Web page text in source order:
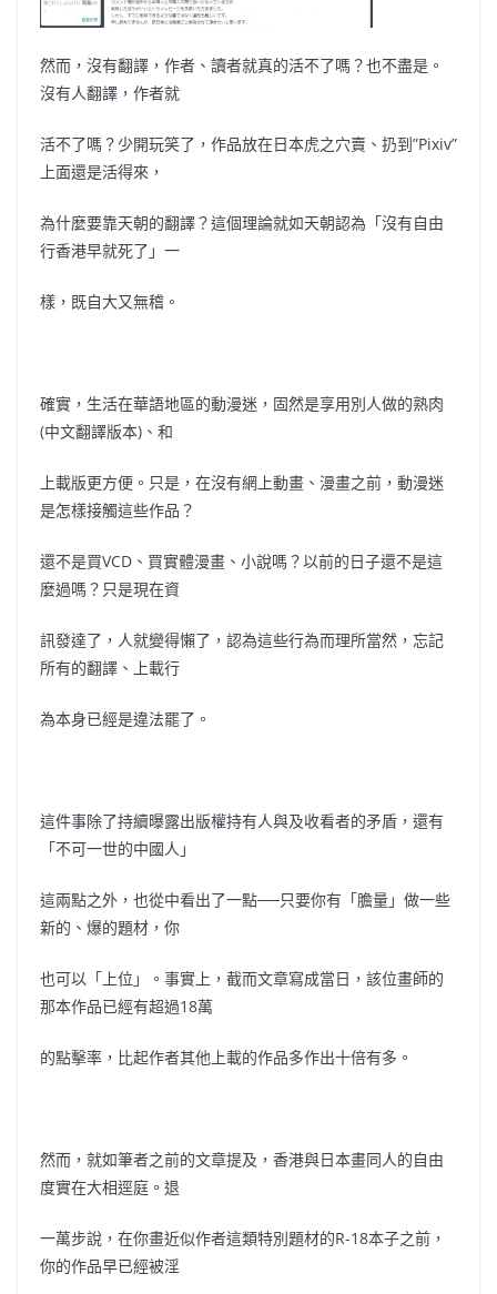
然而，沒有翻譯，作者、讀者就真的活不了嗎？也不盡是。
沒有人翻譯，作者就
活不了嗎？少開玩笑了，作品放在日本虎之穴賣、扔到”Pixiv”
上面還是活得來，
為什麼要靠天朝的翻譯？這個理論就如天朝認為「沒有自由
行香港早就死了」一
樣，既自大又無稽。
確實，生活在華語地區的動漫迷，固然是享用別人做的熟肉
(中文翻譯版本)、和
上載版更方便。只是，在沒有網上動畫、漫畫之前，動漫迷
是怎樣接觸這些作品？
還不是買VCD、買實體漫畫、小說嗎？以前的日子還不是這
麼過嗎？只是現在資
訊發達了，人就變得懶了，認為這些行為而理所當然，忘記
所有的翻譯、上載行
為本身已經是違法罷了。
這件事除了持續曝露出版權持有人與及收看者的矛盾，還有
「不可一世的中國人」
這兩點之外，也從中看出了一點──只要你有「膽量」做一些
新的、爆的題材，你
也可以「上位」。事實上，截而文章寫成當日，該位畫師的
那本作品已經有超過18萬
的點擊率，比起作者其他上載的作品多作出十倍有多。
然而，就如筆者之前的文章提及，香港與日本畫同人的自由
度實在大相逕庭。退
一萬步說，在你畫近似作者這類特別題材的R-18本子之前，
你的作品早已經被淫